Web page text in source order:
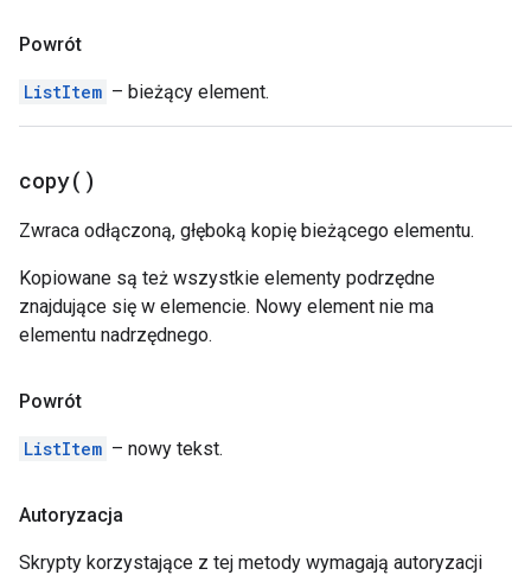
Powrót
ListItem – bieżący element.
copy( )
Zwraca odłączoną, głęboką kopię bieżącego elementu.
Kopiowane są też wszystkie elementy podrzędne
znajdujące się w elemencie. Nowy element nie ma
elementu nadrzędnego.
Powrót
ListItem – nowy tekst.
Autoryzacja
Skrypty korzystające z tej metody wymagają autoryzacji